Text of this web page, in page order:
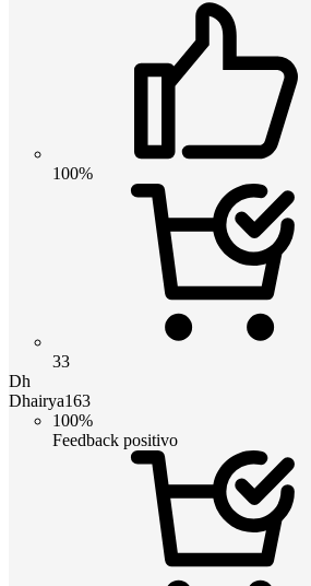
100%
33
Dh
Dhairya163
100%
Feedback positivo